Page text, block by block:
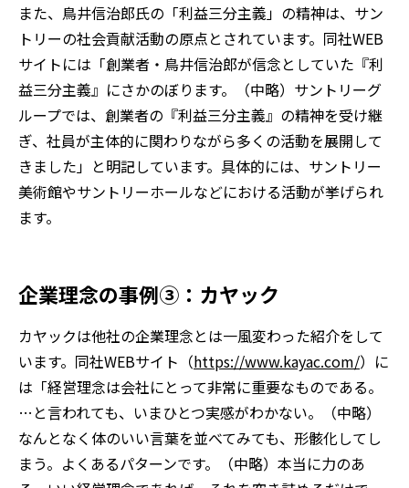
また、鳥井信治郎氏の「利益三分主義」の精神は、サン
トリーの社会貢献活動の原点とされています。同社WEB
サイトには「創業者・鳥井信治郎が信念としていた『利
益三分主義』にさかのぼります。（中略）サントリーグ
ループでは、創業者の『利益三分主義』の精神を受け継
ぎ、社員が主体的に関わりながら多くの活動を展開して
きました」と明記しています。具体的には、サントリー
美術館やサントリーホールなどにおける活動が挙げられ
ます。
企業理念の事例③：カヤック
カヤックは他社の企業理念とは一風変わった紹介をして
います。同社WEBサイト（https://www.kayac.com/）に
は「経営理念は会社にとって非常に重要なものである。
…と言われても、いまひとつ実感がわかない。（中略）
なんとなく体のいい言葉を並べてみても、形骸化してし
まう。よくあるパターンです。（中略）本当に力のあ